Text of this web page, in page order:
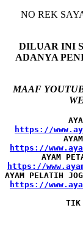
NO REK
DILUAR INI
ADANYA
MAAF
AYAM
AYAM PELATIH